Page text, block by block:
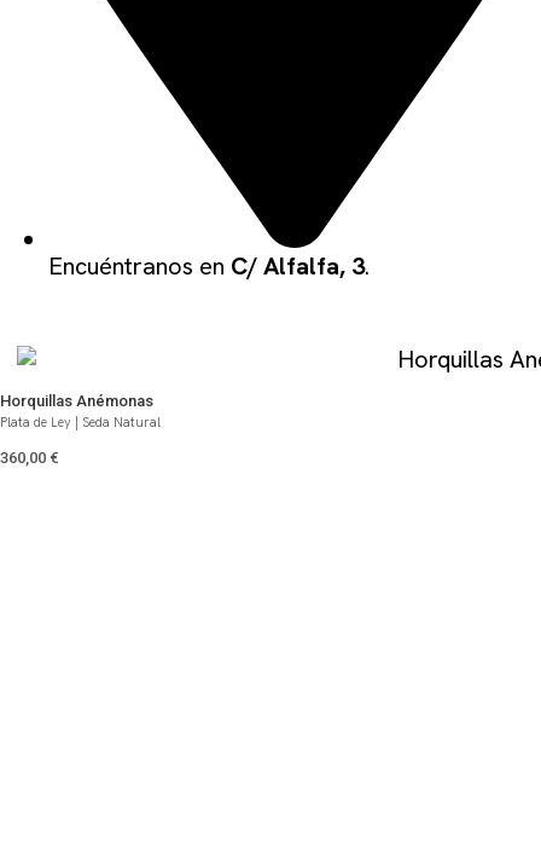
Encuéntranos en C/ Alfalfa, 3.
Horquillas Anémonas
Plata de Ley | Seda Natural
360,00 €